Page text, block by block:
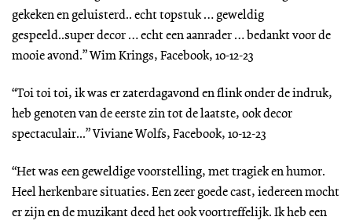
gekeken en geluisterd.. echt topstuk … geweldig
gespeeld..super decor … echt een aanrader … bedankt voor de
mooie avond.” Wim Krings, Facebook, 10-12-23
“Toi toi toi, ik was er zaterdagavond en flink onder de indruk,
heb genoten van de eerste zin tot de laatste, ook decor
spectaculair...” Viviane Wolfs, Facebook, 10-12-23
“Het was een geweldige voorstelling, met tragiek en humor.
Heel herkenbare situaties. Een zeer goede cast, iedereen mocht
er zijn en de muzikant deed het ook voortreffelijk. Ik heb een